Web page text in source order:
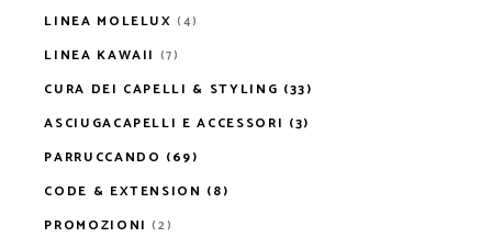
LINEA MOLELUX (4)
LINEA KAWAII (7)
CURA DEI CAPELLI & STYLING (33)
ASCIUGACAPELLI E ACCESSORI (3)
PARRUCCANDO (69)
CODE & EXTENSION (8)
PROMOZIONI (2)